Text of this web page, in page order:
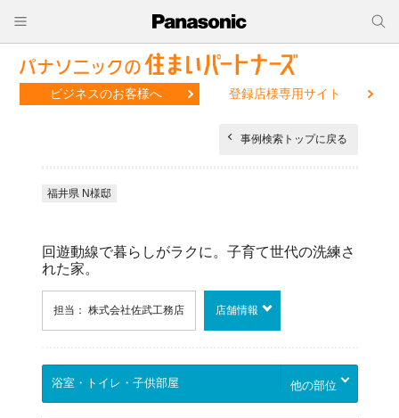
ビジネスのお客様へ 登録店様専用サイト
事例検索トップに戻る
福井県 N様邸
回遊動線で暮らしがラクに。子育て世代の洗練さ
れた家。
担当： 株式会社佐武工務店 店舗情報
他の部位